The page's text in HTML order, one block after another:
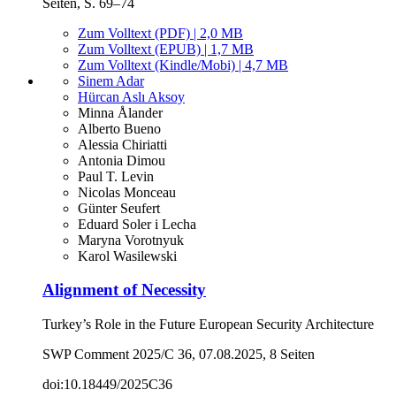
Zum Volltext (PDF) | 2,0 MB
Zum Volltext (EPUB) | 1,7 MB
Zum Volltext (Kindle/Mobi) | 4,7 MB
Sinem Adar
Hürcan Aslı Aksoy
Minna Ålander
Alberto Bueno
Alessia Chiriatti
Antonia Dimou
Paul T. Levin
Nicolas Monceau
Günter Seufert
Eduard Soler i Lecha
Maryna Vorotnyuk
Karol Wasilewski
Alignment of Necessity
Turkey’s Role in the Future European Security Architecture
SWP Comment 2025/C 36, 07.08.2025, 8 Seiten
doi:10.18449/2025C36